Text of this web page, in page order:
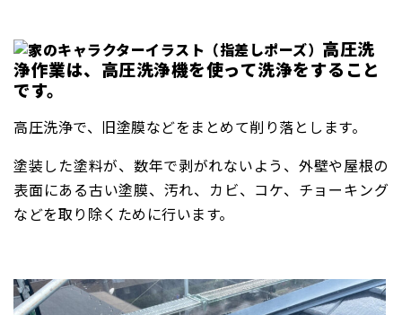
高圧洗
浄作業は、 高圧洗浄機を使って洗浄をすること
です。
高圧洗浄で、旧塗膜などをまとめて削り落とします。
塗装した塗料が、数年で剥がれないよう、外壁や屋根の
表面にある古い塗膜、汚れ、カビ、コケ、チョーキング
などを取り除くために行います。